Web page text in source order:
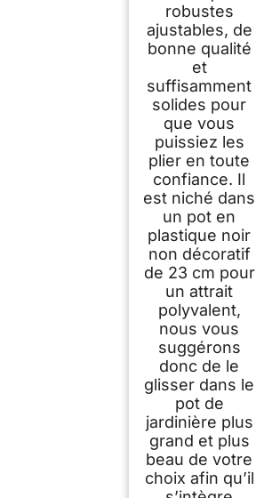
robustes
ajustables, de
bonne qualité
et
suffisamment
solides pour
que vous
puissiez les
plier en toute
confiance. Il
est niché dans
un pot en
plastique noir
non décoratif
de 23 cm pour
un attrait
polyvalent,
nous vous
suggérons
donc de le
glisser dans le
pot de
jardinière plus
grand et plus
beau de votre
choix afin qu’il